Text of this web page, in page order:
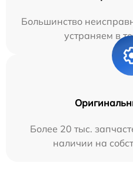
Большинство
устраняем в
Более 20 тыс.
наличии на